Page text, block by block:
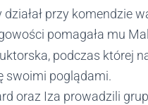
przy komendzie
pomagała mu
podczas której
swoimi poglądami.
oraz Iza prowadzili